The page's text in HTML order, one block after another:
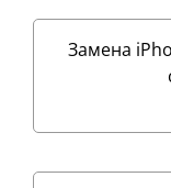
Замена